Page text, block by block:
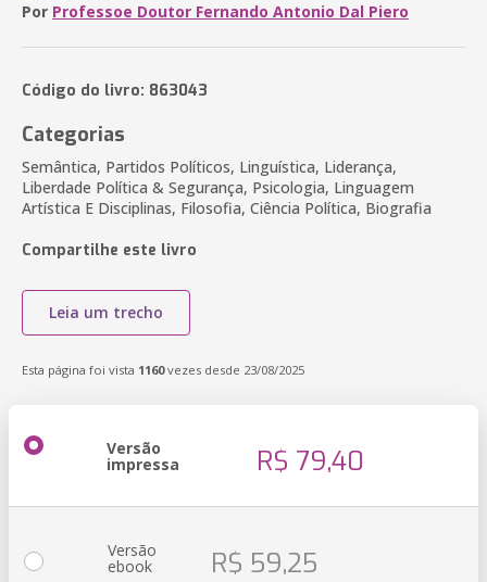
Por Professoe Doutor Fernando Antonio Dal Piero
Código do livro: 863043
Categorias
Semântica, Partidos Políticos, Linguística, Liderança,
Liberdade Política & Segurança, Psicologia, Linguagem
Artística E Disciplinas, Filosofia, Ciência Política, Biografia
Compartilhe este livro
Leia um trecho
Esta página foi vista 1160vezes desde 23/08/2025
Versão
impressa R$ 79,40
Versão
ebook R$ 59,25